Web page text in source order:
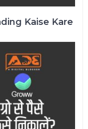
Kaise Kare